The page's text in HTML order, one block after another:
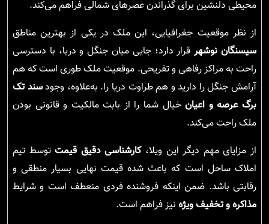
محیطی دلنشین برای گذراندن عصرهای شمالی فراهم می‌کند.
از نظر موقعیت جغرافیایی، این ملک در یکی از بهترین مناطق
سیسنگان نوشهرقرار دارد؛ جایی میان جنگل و دریا، با دسترسی
راحت به مراکز رفاهی و تفریحی. موقعیت ملک طوری است که هم
آرامش جنگل را دارید و هم طراوت دریا را. به‌علاوه، وجودسند تک
برگ عرصه و اعیانخیال شما را از بابت مالکیت و قانونی بودن
ملک راحت می‌کند.
از مزایای مهم دیگر این ویلا،کارشناسی دقیق قیمتتوسط تیم
املاک ساحل است که باعث شده قیمت نهایی بسیار منطقی و
رقابتی باشد. ضمن اینکه فروشنده فردی منعطف است و شرایط
مذاکره و تخفیف ویژه نیز فراهم است.